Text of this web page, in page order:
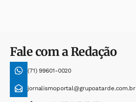
Fale com a Redação
(71) 99601-0020
jornalismoportal@grupoatarde.com.br